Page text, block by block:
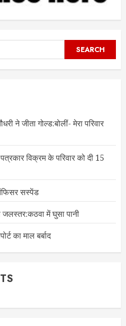
ने जीता गोल्ड:बोलीं- मेरा परिवार
विक्रम के परिवार को दी 15
सस्पेंड
जलस्तर:कठवा में घुसा पानी
का माल बर्बाद